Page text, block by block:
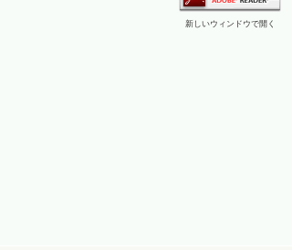
新しいウィンドウで開く